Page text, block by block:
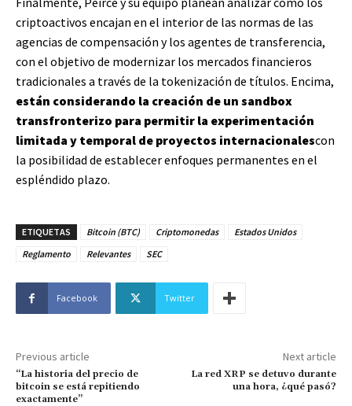
criptoactivos encajan en el interior de las normas de las
agencias de compensación y los agentes de transferencia,
con el objetivo de modernizar los mercados financieros
tradicionales a través de la tokenización de títulos. Encima,
están considerando la creación de un sandbox
transfronterizo para permitir la experimentación
limitada y temporal de proyectos internacionalescon
la posibilidad de establecer enfoques permanentes en el
espléndido plazo.
ETIQUETAS Bitcoin (BTC) Criptomonedas
Estados Unidos
Reglamento
Relevantes SEC
Facebook Twitter
Previous article
“La historia del precio de
bitcoin se está repitiendo
exactamente”
Next article
La red XRP se detuvo durante
una hora, ¿qué pasó?